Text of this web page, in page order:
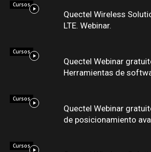
Cursos
Quectel Wireless
LTE. Webinar.
Cursos
Quectel Webinar
Herramientas de
Cursos
Quectel Webinar
de posicionamiento
Cursos